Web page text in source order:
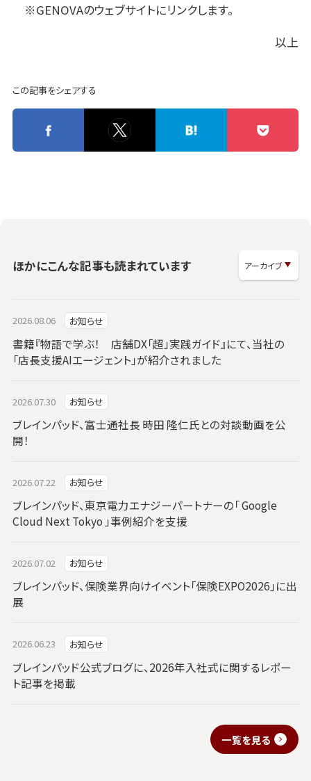
※GENOVAのウェブサイトにリンクします。
以上
この記事をシェアする
ほかにこんな記事も読まれています
2026.08.06 お知らせ
書籍『物語で学ぶ！ 店舗DX「超」実践ガイド』にて、当社の
「店長支援AIエージェント」が紹介されました
2026.07.30 お知らせ
ブレインパッド、富士通社長 時田 隆仁氏との対談動画を公
開！
2026.07.22 お知らせ
ブレインパッド、東京電力エナジーパートナーの「 Google
Cloud Next Tokyo 」事例紹介を支援
2026.07.02 お知らせ
ブレインパッド、保険業界向けイベント「保険EXPO2026」に出
展
2026.06.23 お知らせ
ブレインパッド公式ブログに、2026年入社式に関するレポー
ト記事を掲載
一覧を見る